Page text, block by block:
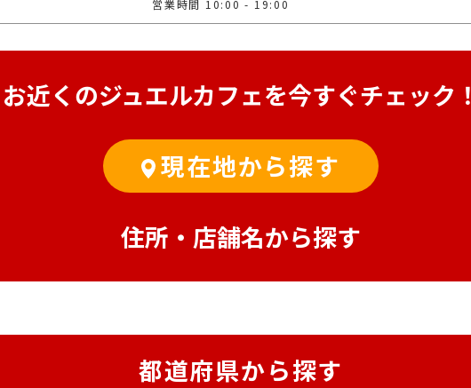
営業時間 10:00 - 19:00
お近くのジュエルカフェを今すぐチェック！
現在地から探す
住所・店舗名から探す
都道府県から探す